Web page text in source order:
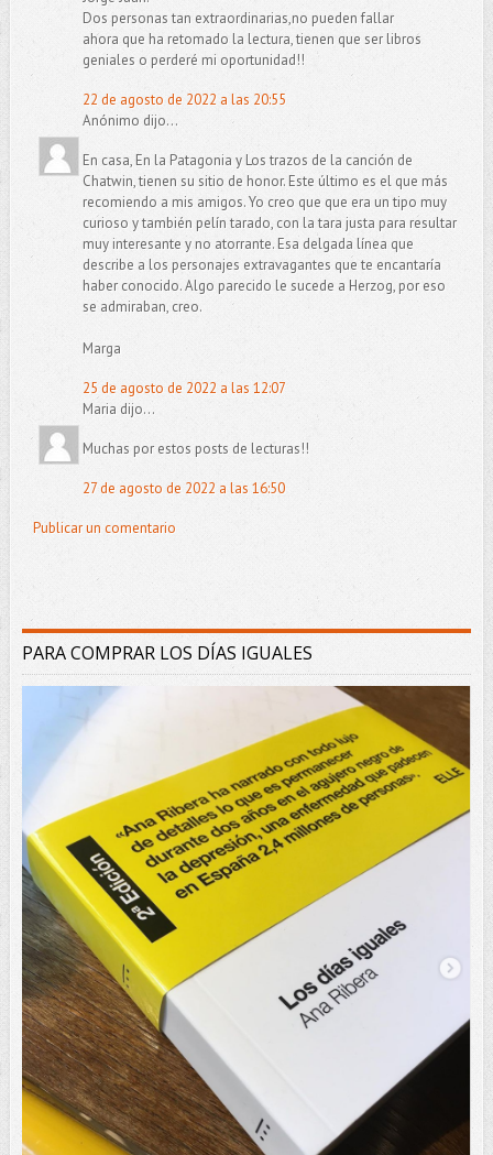
Dos personas tan extraordinarias,no pueden fallar
ahora que ha retomado la lectura, tienen que ser libros
geniales o perderé mi oportunidad!!
22 de agosto de 2022 a las 20:55
Anónimo dijo...
En casa, En la Patagonia y Los trazos de la canción de
Chatwin, tienen su sitio de honor. Este último es el que más
recomiendo a mis amigos. Yo creo que que era un tipo muy
curioso y también pelín tarado, con la tara justa para resultar
muy interesante y no atorrante. Esa delgada línea que
describe a los personajes extravagantes que te encantaría
haber conocido. Algo parecido le sucede a Herzog, por eso
se admiraban, creo.
Marga
25 de agosto de 2022 a las 12:07
Maria dijo...
Muchas por estos posts de lecturas!!
27 de agosto de 2022 a las 16:50
Publicar un comentario
PARA COMPRAR LOS DÍAS IGUALES